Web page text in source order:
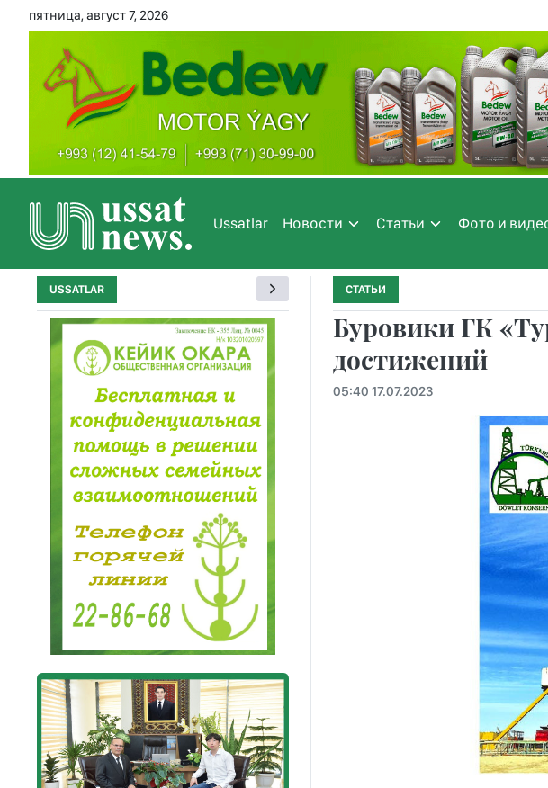
пятница, август 7, 2026
Ussatlar Новости Статьи Фото и
СТАТЬИ
Буровики ГК
достижений
05:40 17.07.2023
USSATLAR